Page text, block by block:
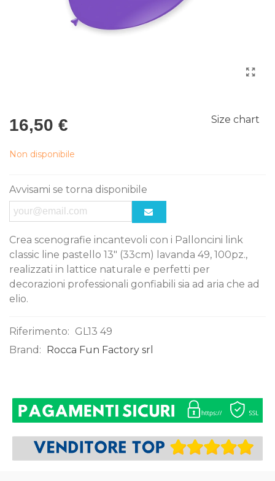
16,50 € Size chart
Non disponibile
Avvisami se torna disponibile
Crea scenografie incantevoli con i Palloncini link
classic line pastello 13" (33cm) lavanda 49, 100pz.,
realizzati in lattice naturale e perfetti per
decorazioni professionali gonfiabili sia ad aria che ad
elio.
Riferimento: GL13 49
Brand: Rocca Fun Factory srl